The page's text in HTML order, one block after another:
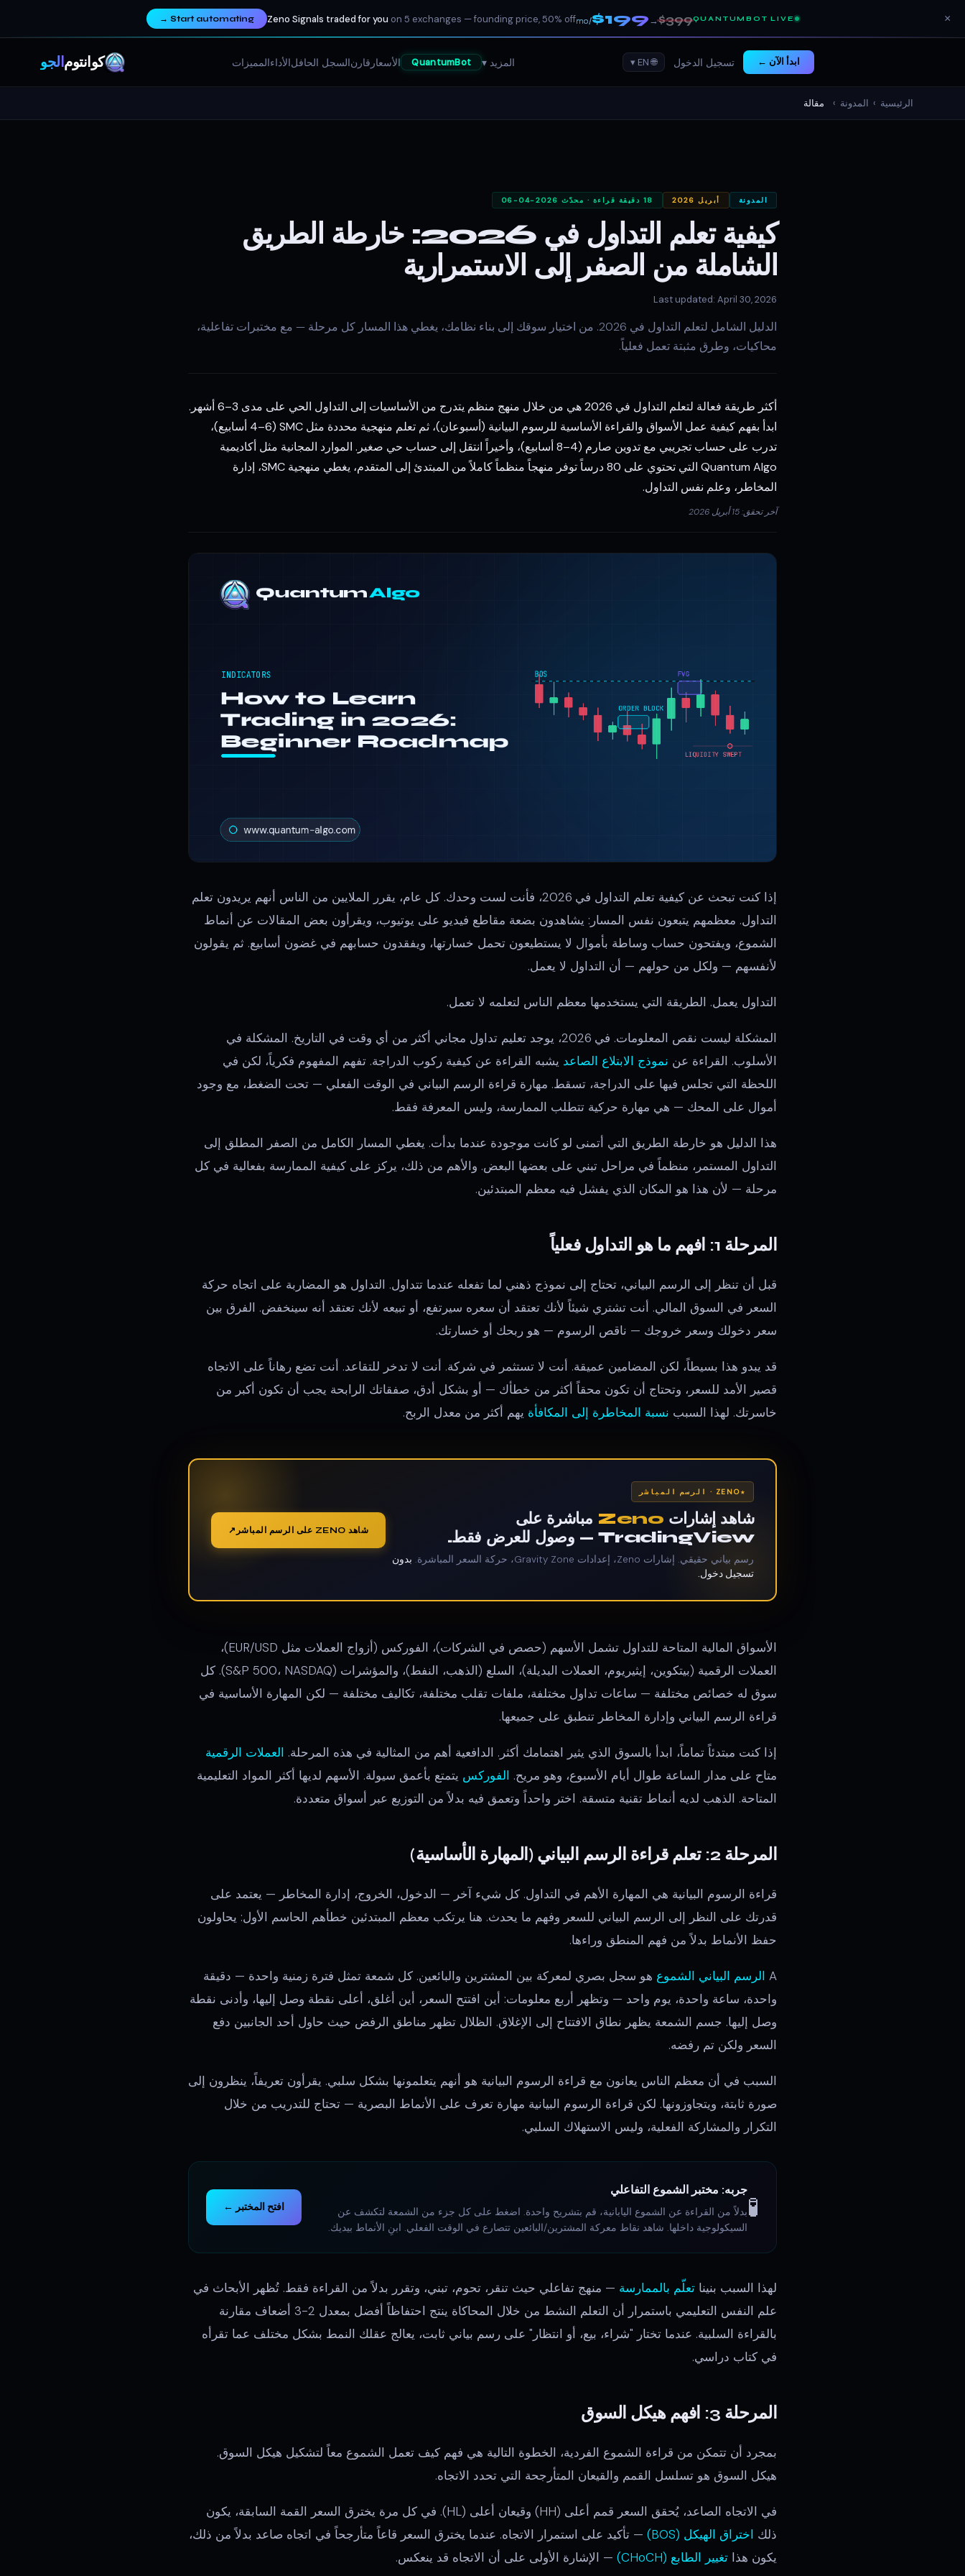
QUANTUMBOT LIVE
$399
→
$199
/mo
Zeno Signals traded for you on 5 exchanges — founding price, 50% off
Start automating
→ ×
كوانتوم ألجو المميزاتالأداءالسجل الحافلقارن الأسعار QuantumBot المزيد ▾ 🌐 EN ▾ تسجيل الدخول ابدأ الآن ←
الرئيسية › المدونة › مقالة
المدونة أبريل 2026 18 دقيقة قراءة · محدّث 2026-04-06
كيفية تعلم التداول في 2026: خارطة الطريق
الشاملة من الصفر إلى الاستمرارية
Last updated: April 30, 2026
الدليل الشامل لتعلم التداول في 2026. من اختيار سوقك إلى بناء نظامك، يغطي هذا المسار كل مرحلة — مع مختبرات تفاعلية،
محاكيات، وطرق مثبتة تعمل فعلياً.
أكثر طريقة فعالة لتعلم التداول في 2026 هي من خلال منهج منظم يتدرج من الأساسيات إلى التداول الحي على مدى 3–6 أشهر.
ابدأ بفهم كيفية عمل الأسواق والقراءة الأساسية للرسوم البيانية (أسبوعان)، ثم تعلم منهجية محددة مثل SMC (4–6 أسابيع)،
تدرب على حساب تجريبي مع تدوين صارم (4–8 أسابيع)، وأخيراً انتقل إلى حساب حي صغير. الموارد المجانية مثل أكاديمية
Quantum Algo التي تحتوي على 80 درساً توفر منهجاً منظماً كاملاً من المبتدئ إلى المتقدم، يغطي منهجية SMC، إدارة
المخاطر، وعلم نفس التداول.
آخر تحقق: 15 أبريل 2026
إذا كنت تبحث عن كيفية تعلم التداول في 2026، فأنت لست وحدك. كل عام، يقرر الملايين من الناس أنهم يريدون تعلم
التداول. معظمهم يتبعون نفس المسار: يشاهدون بضعة مقاطع فيديو على يوتيوب، ويقرأون بعض المقالات عن أنماط
الشموع، ويفتحون حساب وساطة بأموال لا يستطيعون تحمل خسارتها، ويفقدون حسابهم في غضون أسابيع. ثم يقولون
لأنفسهم — ولكل من حولهم — أن التداول لا يعمل.
التداول يعمل. الطريقة التي يستخدمها معظم الناس لتعلمه لا تعمل.
المشكلة ليست نقص المعلومات. في 2026، يوجد تعليم تداول مجاني أكثر من أي وقت في التاريخ. المشكلة في
الأسلوب. القراءة عن نموذج الابتلاع الصاعد يشبه القراءة عن كيفية ركوب الدراجة. تفهم المفهوم فكرياً، لكن في
اللحظة التي تجلس فيها على الدراجة، تسقط. مهارة قراءة الرسم البياني في الوقت الفعلي — تحت الضغط، مع وجود
أموال على المحك — هي مهارة حركية تتطلب الممارسة، وليس المعرفة فقط.
هذا الدليل هو خارطة الطريق التي أتمنى لو كانت موجودة عندما بدأت. يغطي المسار الكامل من الصفر المطلق إلى
التداول المستمر، منظماً في مراحل تبني على بعضها البعض. والأهم من ذلك، يركز على كيفية الممارسة بفعالية في كل
مرحلة — لأن هذا هو المكان الذي يفشل فيه معظم المبتدئين.
المرحلة 1: افهم ما هو التداول فعلياً
قبل أن تنظر إلى الرسم البياني، تحتاج إلى نموذج ذهني لما تفعله عندما تتداول. التداول هو المضاربة على اتجاه حركة
السعر في السوق المالي. أنت تشتري شيئاً لأنك تعتقد أن سعره سيرتفع، أو تبيعه لأنك تعتقد أنه سينخفض. الفرق بين
سعر دخولك وسعر خروجك — ناقص الرسوم — هو ربحك أو خسارتك.
قد يبدو هذا بسيطاً، لكن المضامين عميقة. أنت لا تستثمر في شركة. أنت لا تدخر للتقاعد. أنت تضع رهاناً على الاتجاه
قصير الأمد للسعر، وتحتاج أن تكون محقاً أكثر من خطأك — أو بشكل أدق، صفقاتك الرابحة يجب أن تكون أكبر من
خاسرتك. لهذا السبب نسبة المخاطرة إلى المكافأة يهم أكثر من معدل الربح.
ZENO · الرسم المباشر
شاهد إشارات Zeno مباشرة على
TradingView — وصول للعرض فقط.
رسم بياني حقيقي. إشارات Zeno، إعدادات Gravity Zone، حركة السعر المباشرة.
بدون
تسجيل دخول.
شاهد ZENO على الرسم المباشر
الأسواق المالية المتاحة للتداول تشمل الأسهم (حصص في الشركات)، الفوركس (أزواج العملات مثل EUR/USD)،
العملات الرقمية (بيتكوين، إيثيريوم، العملات البديلة)، السلع (الذهب، النفط)، والمؤشرات (S&P 500، NASDAQ). كل
سوق له خصائص مختلفة — ساعات تداول مختلفة، ملفات تقلب مختلفة، تكاليف مختلفة — لكن المهارة الأساسية في
قراءة الرسم البياني وإدارة المخاطر تنطبق على جميعها.
إذا كنت مبتدئاً تماماً، ابدأ بالسوق الذي يثير اهتمامك أكثر. الدافعية أهم من المثالية في هذه المرحلة. العملات الرقمية
متاح على مدار الساعة طوال أيام الأسبوع، وهو مريح. الفوركس يتمتع بأعمق سيولة. الأسهم لديها أكثر المواد التعليمية
المتاحة. الذهب لديه أنماط تقنية متسقة. اختر واحداً وتعمق فيه بدلاً من التوزيع عبر أسواق متعددة.
المرحلة 2: تعلم قراءة الرسم البياني (المهارة الأساسية)
قراءة الرسوم البيانية هي المهارة الأهم في التداول. كل شيء آخر — الدخول، الخروج، إدارة المخاطر — يعتمد على
قدرتك على النظر إلى الرسم البياني للسعر وفهم ما يحدث. هنا يرتكب معظم المبتدئين خطأهم الحاسم الأول: يحاولون
حفظ الأنماط بدلاً من فهم المنطق وراءها.
A الرسم البياني الشموع هو سجل بصري لمعركة بين المشترين والبائعين. كل شمعة تمثل فترة زمنية واحدة — دقيقة
واحدة، ساعة واحدة، يوم واحد — وتظهر أربع معلومات: أين افتتح السعر، أين أغلق، أعلى نقطة وصل إليها، وأدنى نقطة
وصل إليها. جسم الشمعة يظهر نطاق الافتتاح إلى الإغلاق. الظلال تظهر مناطق الرفض حيث حاول أحد الجانبين دفع
السعر ولكن تم رفضه.
السبب في أن معظم الناس يعانون مع قراءة الرسوم البيانية هو أنهم يتعلمونها بشكل سلبي. يقرأون تعريفاً، ينظرون إلى
صورة ثابتة، ويتجاوزونها. لكن قراءة الرسوم البيانية مهارة تعرف على الأنماط البصرية — تحتاج للتدريب من خلال
التكرار والمشاركة الفعلية، وليس الاستهلاك السلبي.
🧪
جربه: مختبر الشموع التفاعلي
بدلاً من القراءة عن الشموع اليابانية، قم بتشريح واحدة. اضغط على كل جزء من الشمعة لتكشف عن
السيكولوجية داخلها. شاهد نقاط معركة المشترين/البائعين تتصارع في الوقت الفعلي. ابنِ الأنماط بيديك.
افتح المختبر ←
لهذا السبب بنينا تعلّم بالممارسة — منهج تفاعلي حيث تنقر، تحوم، تبني، وتقرر بدلاً من القراءة فقط. تُظهر الأبحاث في
علم النفس التعليمي باستمرار أن التعلم النشط من خلال المحاكاة ينتج احتفاظاً أفضل بمعدل 2-3 أضعاف مقارنة
بالقراءة السلبية. عندما تختار "شراء، بيع، أو انتظار" على رسم بياني ثابت، يعالج عقلك النمط بشكل مختلف عما تقرأه
في كتاب دراسي.
المرحلة 3: افهم هيكل السوق
بمجرد أن تتمكن من قراءة الشموع الفردية، الخطوة التالية هي فهم كيف تعمل الشموع معاً لتشكيل هيكل السوق.
هيكل السوق هو تسلسل القمم والقيعان المتأرجحة التي تحدد الاتجاه.
في الاتجاه الصاعد، يُحقق السعر قمم أعلى (HH) وقيعان أعلى (HL). في كل مرة يخترق السعر القمة السابقة، يكون
ذلك اختراق الهيكل (BOS)
— تأكيد على استمرار الاتجاه. عندما يخترق السعر قاعاً متأرجحاً في اتجاه صاعد بدلاً من ذلك،
يكون هذا تغيير الطابع (CHoCH) — الإشارة الأولى على أن الاتجاه قد ينعكس.